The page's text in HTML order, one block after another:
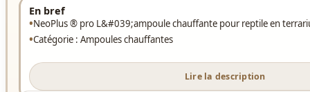
En bref
NeoPlus ® pro L&#039;ampoule chauffante pour reptile en
Catégorie : Ampoules chauffantes
Lire la description